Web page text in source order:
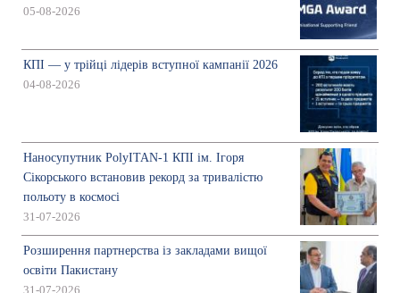
05-08-2026
КПІ — у трійці лідерів вступної кампанії 2026
04-08-2026
Наносупутник PolyITAN-1 КПІ ім. Ігоря
Сікорського встановив рекорд за тривалістю
польоту в космосі
31-07-2026
Розширення партнерства із закладами вищої
освіти Пакистану
31-07-2026